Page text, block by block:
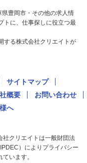
県豊岡市・その他の求人情
トに、仕事探しに役立つ最
する株式会社クリエイトが
サイトマップ
概要
お問い合わせ
へ
社クリエイトは一般財団法
）によりプライバシー
います。